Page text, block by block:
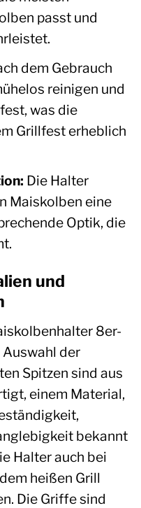
passt und
dem Gebrauch
reinigen und
was die
Grillfest erheblich
Die Halter
Maiskolben eine
Optik, die
und
8er-
der
Spitzen sind aus
einem Material,
bekannt
Halter auch bei
heißen Grill
Die Griffe sind